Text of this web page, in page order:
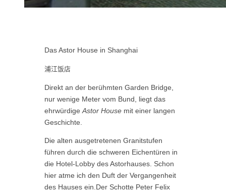
Das Astor House in Shanghai
浦江饭店
Direkt an der berühmten Garden Bridge,
nur wenige Meter vom Bund, liegt das
ehrwürdige Astor House mit einer langen
Geschichte.
Die alten ausgetretenen Granitstufen
führen durch die schweren Eichentüren in
die Hotel-Lobby des Astorhauses. Schon
hier atme ich den Duft der Vergangenheit
des Hauses ein. Der Schotte Peter Felix